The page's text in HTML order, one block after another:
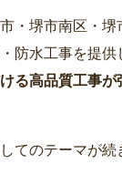
・堺市南区・
防水工事を提供
る高品質工事が
てのテーマが続